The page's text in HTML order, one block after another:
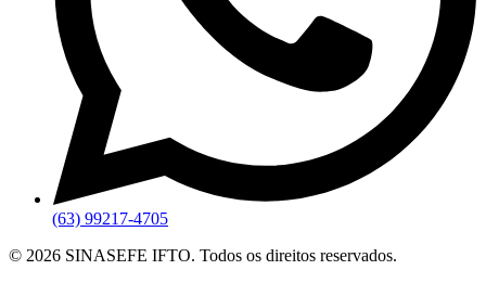
(63) 99217-4705
© 2026 SINASEFE IFTO. Todos os direitos reservados.